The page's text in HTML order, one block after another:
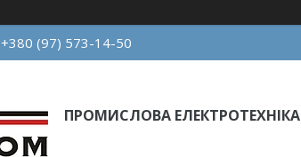
+380 (97) 573-14-50
ПРОМИСЛОВА ЕЛЕКТРОТЕХНІКА